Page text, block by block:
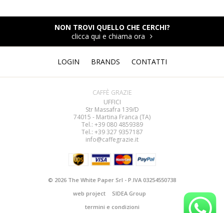
NON TROVI QUELLO CHE CERCHI?
clicca qui e chiama ora
LOGIN BRANDS CONTATTI
CAFFÈ GRAZIE
UFFICI
Str Massafra 139/D
74015 - Martina Franca (TA)
Tel.: +39 0804859389
Tel.: +39 327 9357187
info@caffegrazie.it
© 2026 The White Paper Srl - P.IVA 03254550738
web project
SIDEA Group
termini e condizioni